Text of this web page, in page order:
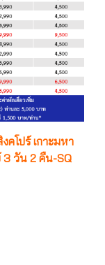
งคโปร์ เกาะมหา
3 วัน 2 คืน-SQ